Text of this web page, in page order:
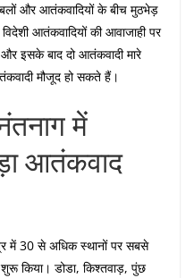
और आतंकवादियों के बीच मुठभेड़
आतंकवादियों की आवाजाही पर
इसके बाद दो आतंकवादी मारे
मौजूद हो सकते हैं।
में
आतंकवाद
में 30 से अधिक स्थानों पर सबसे
किया। डोडा, किश्तवाड़, पुंछ